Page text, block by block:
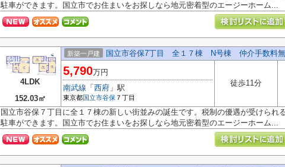
駐車ができます。国立市でお住まいをお探しなら地元密着型のエージーホーム...
4LDK
152.03㎡
新築一戸建 国立市谷保7丁目 全１７棟 N号棟 仲介手数料
5,790万円
南武線 「 西府 」駅
東京都国立市谷保 ７丁目
徒歩11分
国立市谷保７丁目に全１７棟の新しい街並みの誕生です。税制の優遇が受けられ
駐車ができます。国立市でお住まいをお探しなら地元密着型のエージーホーム...